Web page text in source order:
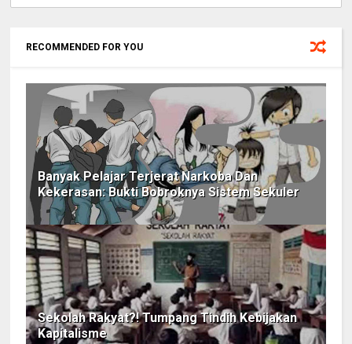
RECOMMENDED FOR YOU
Banyak Pelajar Terjerat Narkoba Dan
Kekerasan: Bukti Bobroknya Sistem Sekuler
Sekolah Rakyat?! Tumpang Tindih Kebijakan
Kapitalisme